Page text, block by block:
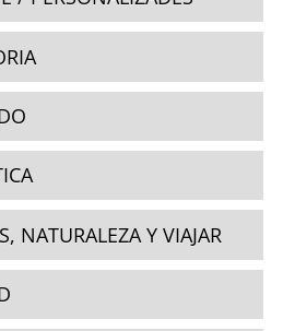
NATURALEZA Y VIAJAR